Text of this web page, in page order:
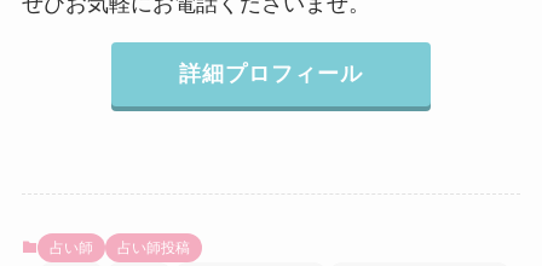
詳細プロフィール
占い師
占い師投稿